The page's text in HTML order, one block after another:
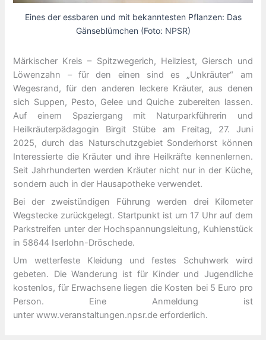
Eines der essbaren und mit bekanntesten Pflanzen: Das
Gänseblümchen (Foto: NPSR)
Märkischer Kreis – Spitzwegerich, Heilziest, Giersch und
Löwenzahn – für den einen sind es „Unkräuter“ am
Wegesrand, für den anderen leckere Kräuter, aus denen
sich Suppen, Pesto, Gelee und Quiche zubereiten lassen.
Auf einem Spaziergang mit Naturparkführerin und
Heilkräuterpädagogin Birgit Stübe am Freitag, 27. Juni
2025, durch das Naturschutzgebiet Sonderhorst können
Interessierte die Kräuter und ihre Heilkräfte kennenlernen.
Seit Jahrhunderten werden Kräuter nicht nur in der Küche,
sondern auch in der Hausapotheke verwendet.
Bei der zweistündigen Führung werden drei Kilometer
Wegstecke zurückgelegt. Startpunkt ist um 17 Uhr auf dem
Parkstreifen unter der Hochspannungsleitung, Kuhlenstück
in 58644 Iserlohn-Dröschede.
Um wetterfeste Kleidung und festes Schuhwerk wird
gebeten. Die Wanderung ist für Kinder und Jugendliche
kostenlos, für Erwachsene liegen die Kosten bei 5 Euro pro
Person. Eine Anmeldung ist
unter www.veranstaltungen.npsr.de erforderlich.